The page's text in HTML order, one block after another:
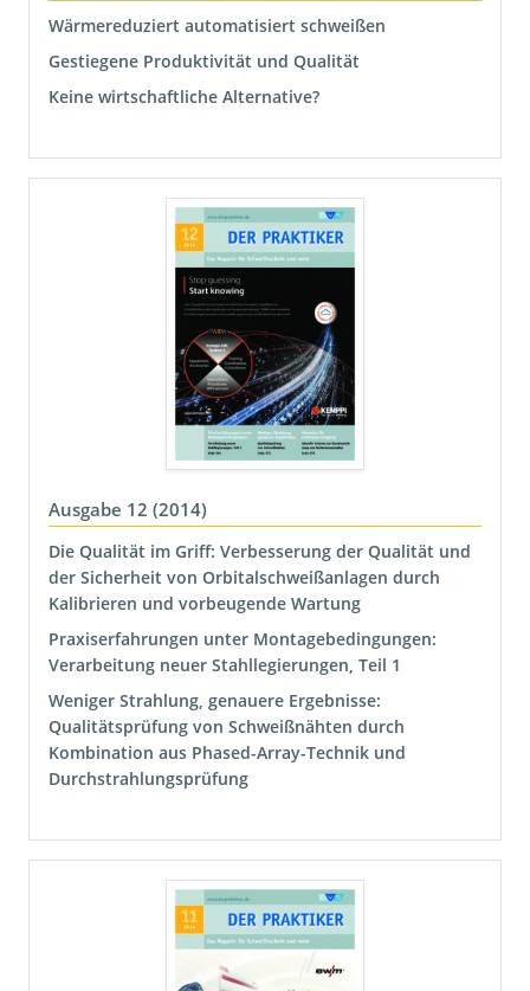
Wärmereduziert automatisiert schweißen
Gestiegene Produktivität und Qualität
Keine wirtschaftliche Alternative?
Ausgabe 12 (2014)
Die Qualität im Griff: Verbesserung der Qualität und
der Sicherheit von Orbitalschweißanlagen durch
Kalibrieren und vorbeugende Wartung
Praxiserfahrungen unter Montagebedingungen:
Verarbeitung neuer Stahllegierungen, Teil 1
Weniger Strahlung, genauere Ergebnisse:
Qualitätsprüfung von Schweißnähten durch
Kombination aus Phased-Array-Technik und
Durchstrahlungsprüfung